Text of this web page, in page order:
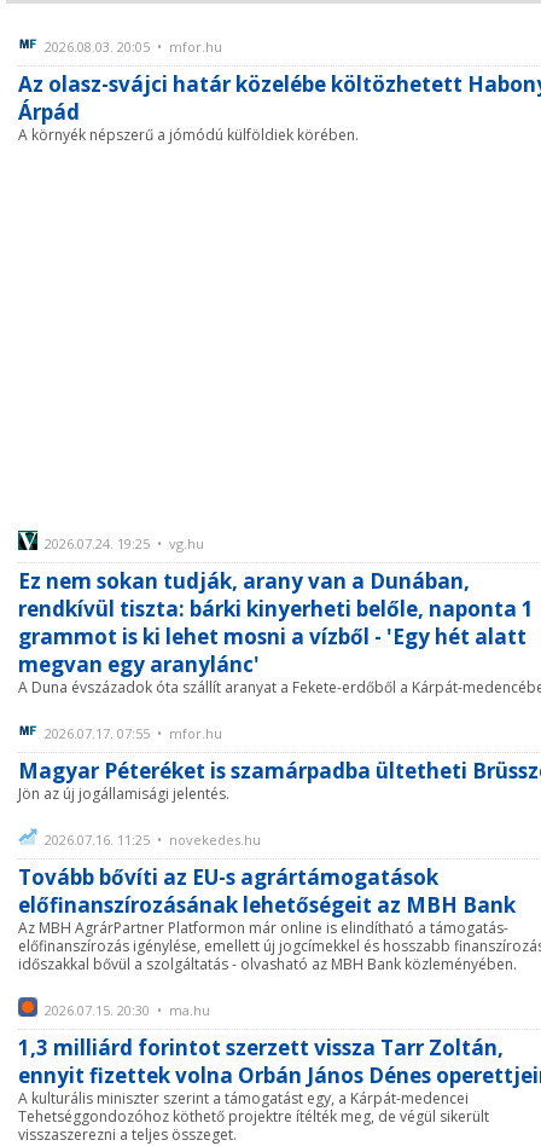
2026.08.03. 20:05 • mfor.hu
Az olasz-svájci határ közelébe költözhetett
Árpád
A környék népszerű a jómódú külföldiek körében.
2026.07.24. 19:25 • vg.hu
Ez nem sokan tudják, arany van a Dunában,
rendkívül tiszta: bárki kinyerheti belőle, naponta 1
grammot is ki lehet mosni a vízből - 'Egy hét alatt
megvan egy aranylánc'
A Duna évszázadok óta szállít aranyat a Fekete-erdőből a Kárpát-
2026.07.17. 07:55 • mfor.hu
Magyar Péteréket is szamárpadba ültetheti
Jön az új jogállamisági jelentés.
2026.07.16. 11:25 • novekedes.hu
Tovább bővíti az EU-s agrártámogatások
előfinanszírozásának lehetőségeit az MBH Bank
Az MBH AgrárPartner Platformon már online is elindítható a támogatás-
előfinanszírozás igénylése, emellett új jogcímekkel és hosszabb
időszakkal bővül a szolgáltatás - olvasható az MBH Bank közleményében.
2026.07.15. 20:30 • ma.hu
1,3 milliárd forintot szerzett vissza Tarr Zoltán,
ennyit fizettek volna Orbán János Dénes
A kulturális miniszter szerint a támogatást egy, a Kárpát-medencei
Tehetséggondozóhoz köthető projektre ítélték meg, de végül sikerült
visszaszerezni a teljes összeget.